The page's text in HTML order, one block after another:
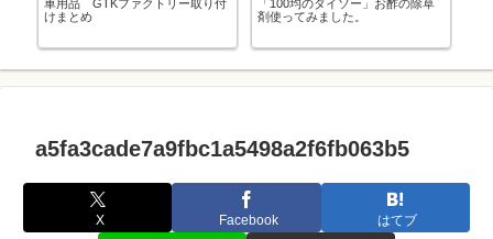
車用品 GTKファクトリー取り付
けまとめ
「100均のダイソー」お酢の除草
剤使ってみました。
a5fa3cade7a9fbc1a5498a2f6fb063b5
X Facebook はてブ